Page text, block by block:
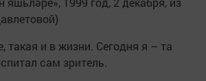
такая и в жизни. Сегодня я – та
сам зритель.